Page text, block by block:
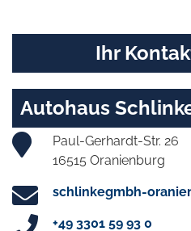
Ihr
Autohaus
Paul-Gerhardt-Str. 26
16515 Oranienburg
schlinkegmbh-
+49 3301 59 93 0